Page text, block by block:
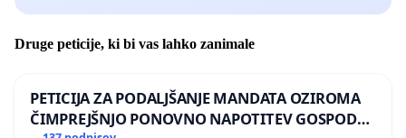
Druge peticije, ki bi vas lahko zanimale
PETICIJA ZA PODALJŠANJE MANDATA OZIROMA
ČIMPREJŠNJO PONOVNO NAPOTITEV GOSPODA